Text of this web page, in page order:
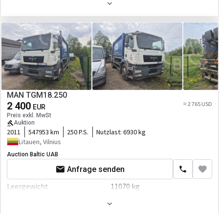
Hubraum
6871 ccm
Getriebe
Schaltgetriebe
MAN TGM18.250
2 400 EUR
Preis exkl. MwSt
Auktion
≈ 2 765 USD
2011 547953 km 250 P.S. Nutzlast: 6930 kg
Litauen, Vilnius
Auction Baltic UAB
Anfrage senden
Leergewicht
11070 kg
18000 kg